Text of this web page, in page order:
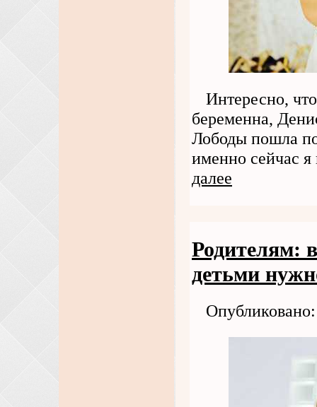
Интересно,
беременна,
Лободы пошла
именно сейчас
далее
Родителям:
детьми